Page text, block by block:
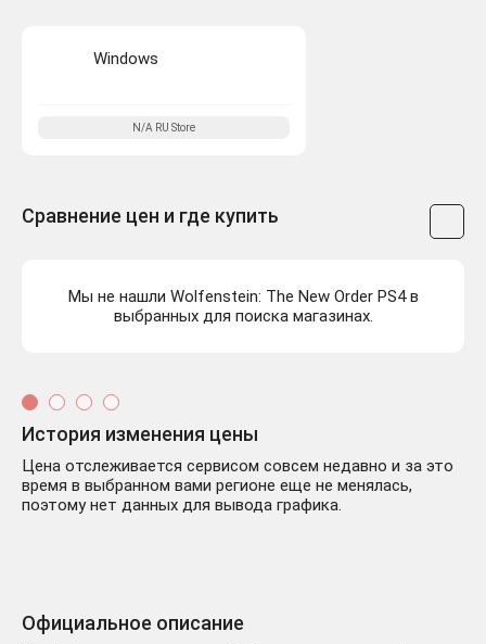
Windows
N/A RU Store
Сравнение цен и где купить
Мы не нашли Wolfenstein: The New Order PS4 в
выбранных для поиска магазинах.
История изменения цены
Цена отслеживается сервисом совсем недавно и за это
время в выбранном вами регионе еще не менялась,
поэтому нет данных для вывода графика.
Официальное описание